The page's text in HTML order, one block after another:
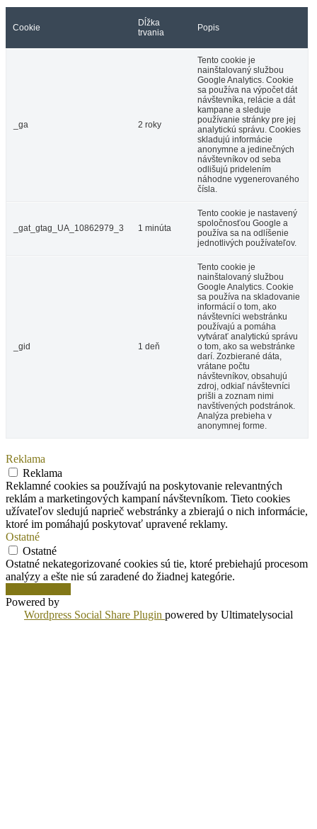
Cookie
Dĺžka
trvania
Popis
_ga 2 roky
Tento cookie je
nainštalovaný službou
Google Analytics. Cookie
sa používa na výpočet dát
návštevníka, relácie a dát
kampane a sleduje
používanie stránky pre jej
analytickú správu. Cookies
skladujú informácie
anonymne a jedinečných
návštevníkov od seba
odlišujú pridelením
náhodne vygenerovaného
čísla.
_gat_gtag_UA_10862979_3 1 minúta
Tento cookie je nastavený
spoločnosťou Google a
používa sa na odlíšenie
jednotlivých používateľov.
_gid 1 deň
Tento cookie je
nainštalovaný službou
Google Analytics. Cookie
sa používa na skladovanie
informácií o tom, ako
návštevníci webstránku
používajú a pomáha
vytvárať analytickú správu
o tom, ako sa webstránke
darí. Zozbierané dáta,
vrátane počtu
návštevníkov, obsahujú
zdroj, odkiaľ návštevníci
prišli a zoznam nimi
navštívených podstránok.
Analýza prebieha v
anonymnej forme.
Reklama
Reklama
Reklamné cookies sa používajú na poskytovanie relevantných
reklám a marketingových kampaní návštevníkom. Tieto cookies
užívateľov sledujú naprieč webstránky a zbierajú o nich informácie,
ktoré im pomáhajú poskytovať upravené reklamy.
Ostatné
Ostatné
Ostatné nekategorizované cookies sú tie, ktoré prebiehajú procesom
analýzy a ešte nie sú zaradené do žiadnej kategórie.
Powered by
Wordpress Social Share Plugin powered by Ultimatelysocial